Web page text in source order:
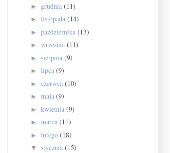
► grudnia (11)
► listopada (14)
► października (13)
► września (11)
► sierpnia (9)
► lipca (9)
► czerwca (10)
► maja (9)
► kwietnia (9)
► marca (11)
► lutego (18)
▼ stycznia (15)